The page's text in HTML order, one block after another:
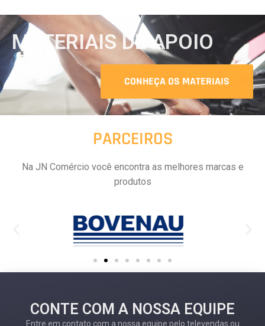
MATERIAIS DE APOIO
CONHEÇA OS MATERIAIS
PARCEIROS
Na JN Comércio você encontra as melhores marcas e
produtos
CONTE COM A NOSSA EQUIPE
Entre em contato com a nossa equipe pelo televendas ou